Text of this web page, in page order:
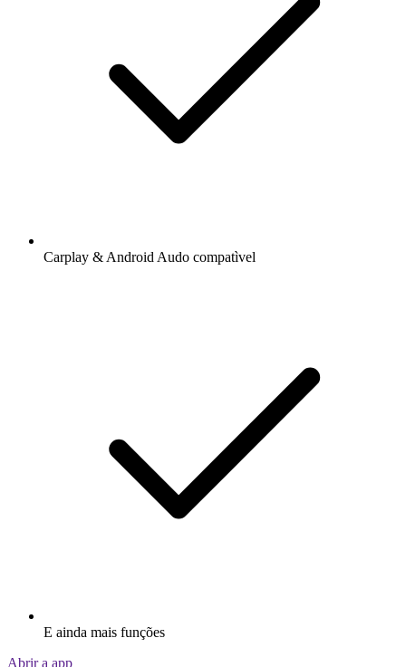
Carplay & Android Audo compatìvel
E ainda mais funções
Abrir a app